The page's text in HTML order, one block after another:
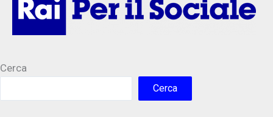
Cerca
Cerca